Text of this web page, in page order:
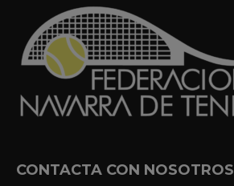
CONTACTA CON NOSOTROS